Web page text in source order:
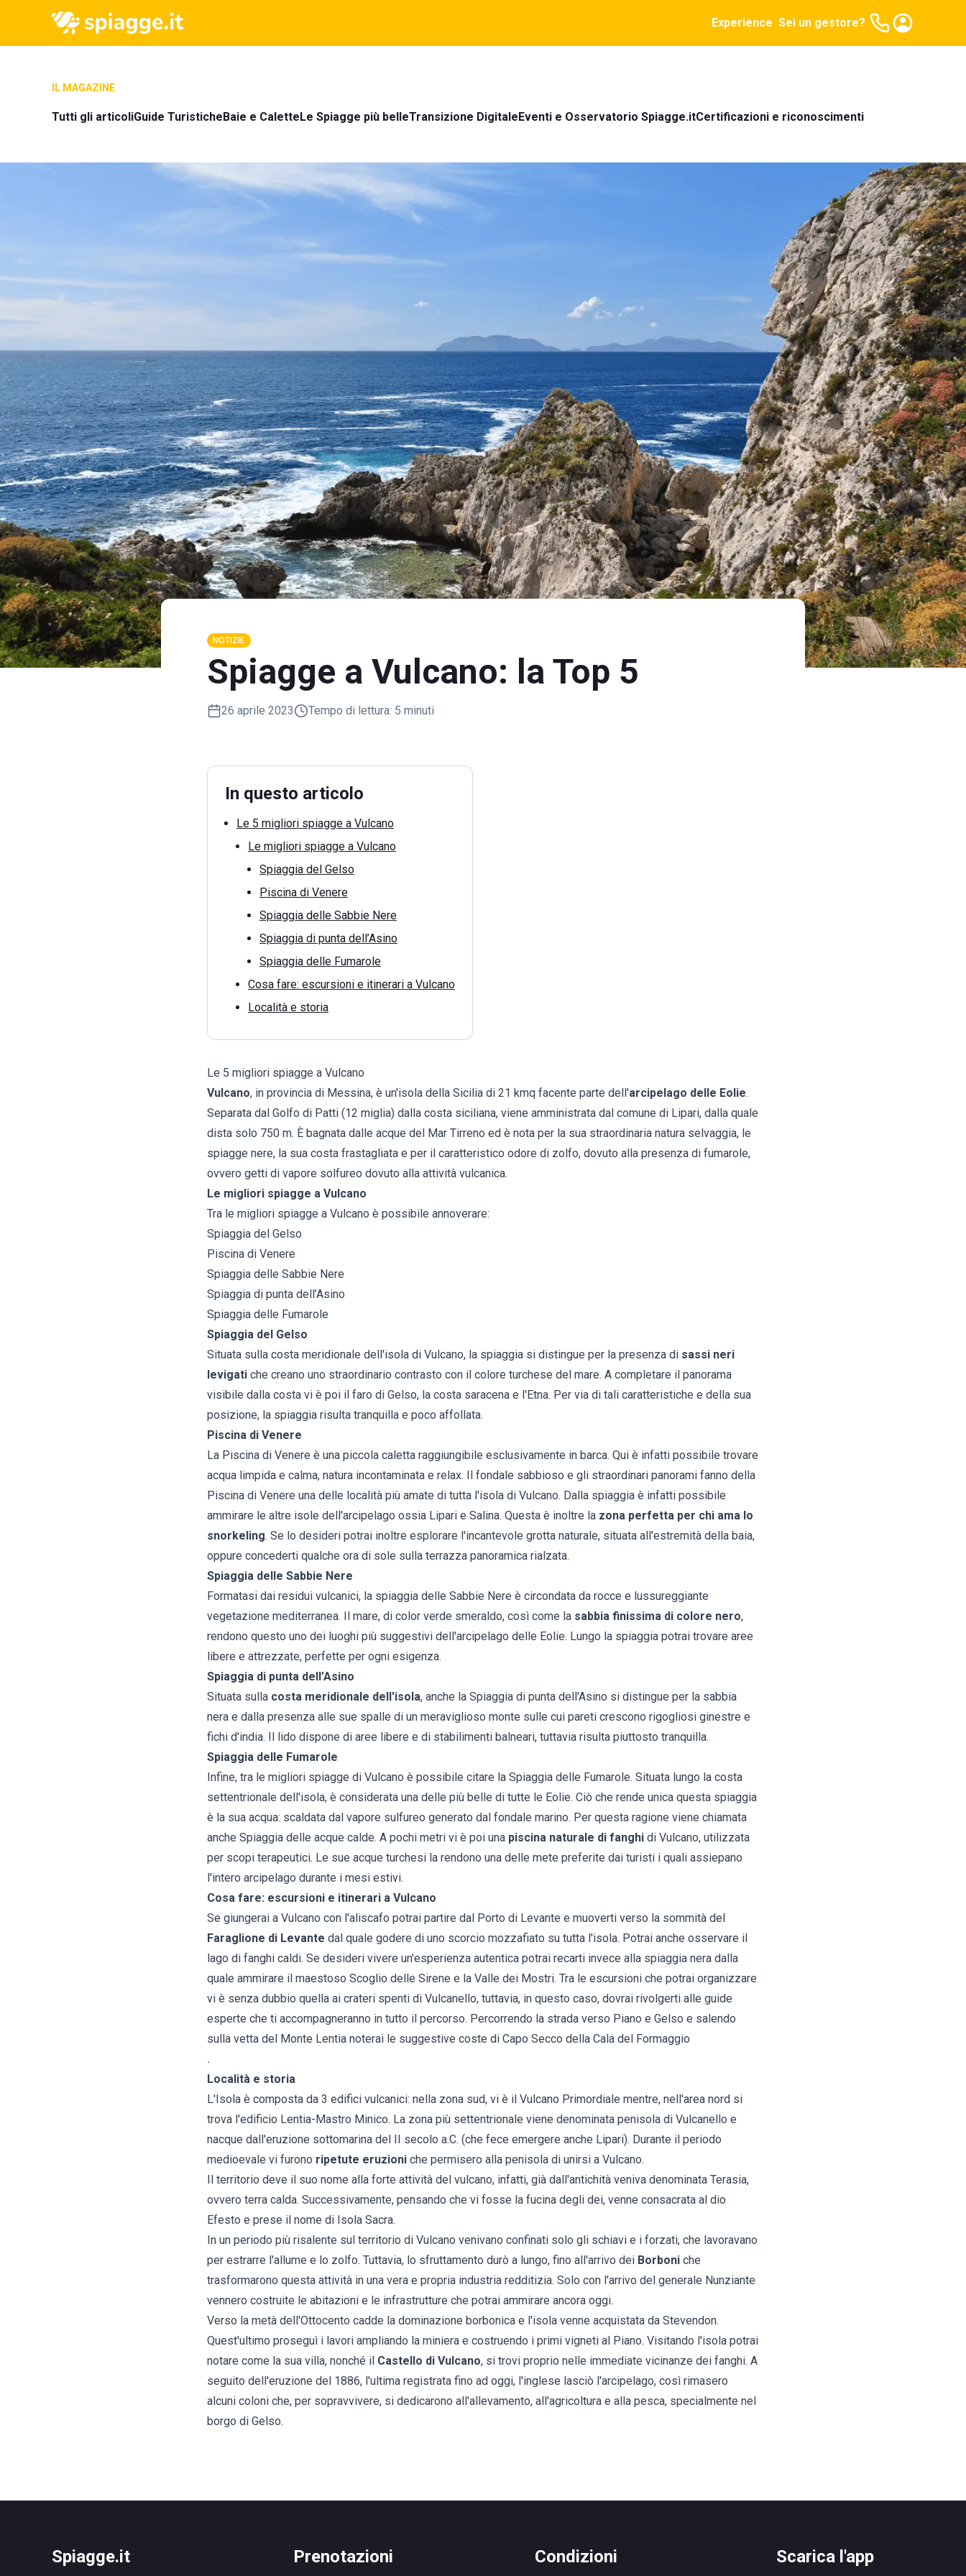
Experience Sei un gestore?
IL MAGAZINE
Tutti gli articoliGuide TuristicheBaie e CaletteLe Spiagge più belleTransizione DigitaleEventi e Osservatorio Spiagge.itCertificazioni e riconoscimenti
NOTIZIE
Spiagge a Vulcano: la Top 5
26 aprile 2023 Tempo di lettura: 5 minuti
In questo articolo
Le 5 migliori spiagge a Vulcano
Le migliori spiagge a Vulcano
Spiaggia del Gelso
Piscina di Venere
Spiaggia delle Sabbie Nere
Spiaggia di punta dell’Asino
Spiaggia delle Fumarole
Cosa fare: escursioni e itinerari a Vulcano
Località e storia
Le 5 migliori spiagge a Vulcano
Vulcano, in provincia di Messina, è un'isola della Sicilia di 21 kmq facente parte dell'arcipelago delle Eolie.
Separata dal Golfo di Patti (12 miglia) dalla costa siciliana, viene amministrata dal comune di Lipari, dalla quale
dista solo 750 m. È bagnata dalle acque del Mar Tirreno ed è nota per la sua straordinaria natura selvaggia, le
spiagge nere, la sua costa frastagliata e per il caratteristico odore di zolfo, dovuto alla presenza di fumarole,
ovvero getti di vapore solfureo dovuto alla attività vulcanica.
Le migliori spiagge a Vulcano
Tra le migliori spiagge a Vulcano è possibile annoverare:
Spiaggia del Gelso
Piscina di Venere
Spiaggia delle Sabbie Nere
Spiaggia di punta dell’Asino
Spiaggia delle Fumarole
Spiaggia del Gelso
Situata sulla costa meridionale dell'isola di Vulcano, la spiaggia si distingue per la presenza di sassi neri
levigati che creano uno straordinario contrasto con il colore turchese del mare. A completare il panorama
visibile dalla costa vi è poi il faro di Gelso, la costa saracena e l'Etna. Per via di tali caratteristiche e della sua
posizione, la spiaggia risulta tranquilla e poco affollata.
Piscina di Venere
La Piscina di Venere è una piccola caletta raggiungibile esclusivamente in barca. Qui è infatti possibile trovare
acqua limpida e calma, natura incontaminata e relax. Il fondale sabbioso e gli straordinari panorami fanno della
Piscina di Venere una delle località più amate di tutta l'isola di Vulcano. Dalla spiaggia è infatti possibile
ammirare le altre isole dell'arcipelago ossia Lipari e Salina. Questa è inoltre la zona perfetta per chi ama lo
snorkeling. Se lo desideri potrai inoltre esplorare l'incantevole grotta naturale, situata all'estremità della baia,
oppure concederti qualche ora di sole sulla terrazza panoramica rialzata.
Spiaggia delle Sabbie Nere
Formatasi dai residui vulcanici, la spiaggia delle Sabbie Nere è circondata da rocce e lussureggiante
vegetazione mediterranea. Il mare, di color verde smeraldo, così come la sabbia finissima di colore nero,
rendono questo uno dei luoghi più suggestivi dell'arcipelago delle Eolie. Lungo la spiaggia potrai trovare aree
libere e attrezzate, perfette per ogni esigenza.
Spiaggia di punta dell’Asino
Situata sulla costa meridionale dell'isola, anche la Spiaggia di punta dell'Asino si distingue per la sabbia
nera e dalla presenza alle sue spalle di un meraviglioso monte sulle cui pareti crescono rigogliosi ginestre e
fichi d'india. Il lido dispone di aree libere e di stabilimenti balneari, tuttavia risulta piuttosto tranquilla.
Spiaggia delle Fumarole
Infine, tra le migliori spiagge di Vulcano è possibile citare la Spiaggia delle Fumarole. Situata lungo la costa
settentrionale dell'isola, è considerata una delle più belle di tutte le Eolie. Ciò che rende unica questa spiaggia
è la sua acqua: scaldata dal vapore sulfureo generato dal fondale marino. Per questa ragione viene chiamata
anche Spiaggia delle acque calde. A pochi metri vi è poi una piscina naturale di fanghi di Vulcano, utilizzata
per scopi terapeutici. Le sue acque turchesi la rendono una delle mete preferite dai turisti i quali assiepano
l'intero arcipelago durante i mesi estivi.
Cosa fare: escursioni e itinerari a Vulcano
Se giungerai a Vulcano con l'aliscafo potrai partire dal Porto di Levante e muoverti verso la sommità del
Faraglione di Levante dal quale godere di uno scorcio mozzafiato su tutta l'isola. Potrai anche osservare il
lago di fanghi caldi. Se desideri vivere un'esperienza autentica potrai recarti invece alla spiaggia nera dalla
quale ammirare il maestoso Scoglio delle Sirene e la Valle dei Mostri. Tra le escursioni che potrai organizzare
vi è senza dubbio quella ai crateri spenti di Vulcanello, tuttavia, in questo caso, dovrai rivolgerti alle guide
esperte che ti accompagneranno in tutto il percorso. Percorrendo la strada verso Piano e Gelso e salendo
sulla vetta del Monte Lentia noterai le suggestive coste di Capo Secco della Cala del Formaggio
.
Località e storia
L'Isola è composta da 3 edifici vulcanici: nella zona sud, vi è il Vulcano Primordiale mentre, nell'area nord si
trova l'edificio Lentia-Mastro Minico. La zona più settentrionale viene denominata penisola di Vulcanello e
nacque dall'eruzione sottomarina del II secolo a.C. (che fece emergere anche Lipari). Durante il periodo
medioevale vi furono ripetute eruzioni che permisero alla penisola di unirsi a Vulcano.
Il territorio deve il suo nome alla forte attività del vulcano, infatti, già dall'antichità veniva denominata Terasia,
ovvero terra calda. Successivamente, pensando che vi fosse la fucina degli dei, venne consacrata al dio
Efesto e prese il nome di Isola Sacra.
In un periodo più risalente sul territorio di Vulcano venivano confinati solo gli schiavi e i forzati, che lavoravano
per estrarre l'allume e lo zolfo. Tuttavia, lo sfruttamento durò a lungo, fino all'arrivo dei Borboni che
trasformarono questa attività in una vera e propria industria redditizia. Solo con l'arrivo del generale Nunziante
vennero costruite le abitazioni e le infrastrutture che potrai ammirare ancora oggi.
Verso la metà dell'Ottocento cadde la dominazione borbonica e l'isola venne acquistata da Stevendon.
Quest'ultimo proseguì i lavori ampliando la miniera e costruendo i primi vigneti al Piano. Visitando l'isola potrai
notare come la sua villa, nonché il Castello di Vulcano, si trovi proprio nelle immediate vicinanze dei fanghi. A
seguito dell'eruzione del 1886, l'ultima registrata fino ad oggi, l'inglese lasciò l'arcipelago, così rimasero
alcuni coloni che, per sopravvivere, si dedicarono all'allevamento, all'agricoltura e alla pesca, specialmente nel
borgo di Gelso.
Spiagge.it Prenotazioni Condizioni Scarica l'app